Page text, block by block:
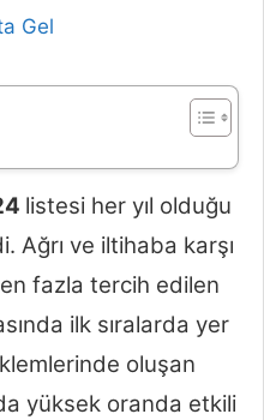
Gel
listesi her yıl olduğu
Ağrı ve iltihaba karşı
fazla tercih edilen
ilk sıralarda yer
oluşan
da yüksek oranda etkili